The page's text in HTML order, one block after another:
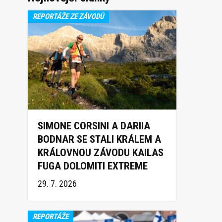
REPORTÁŽE ZE ZÁVODŮ
SIMONE CORSINI A DARIIA
BODNAR SE STALI KRÁLEM A
KRÁLOVNOU ZÁVODU KAILAS
FUGA DOLOMITI EXTREME
TRAIL 2026
29. 7. 2026
REPORTÁŽE